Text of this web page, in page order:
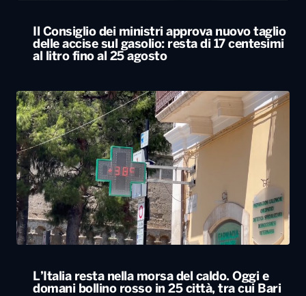
Il Consiglio dei ministri approva nuovo taglio
delle accise sul gasolio: resta di 17 centesimi
al litro fino al 25 agosto
L’Italia resta nella morsa del caldo. Oggi e
domani bollino rosso in 25 città, tra cui Bari